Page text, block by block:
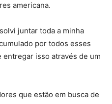
americana.
juntar toda a minha
por todos esses
entregar isso através de um
que estão em busca de